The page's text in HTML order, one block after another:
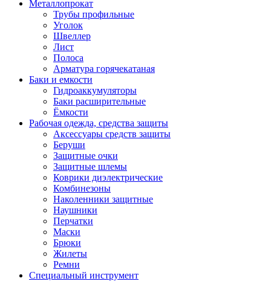
Металлопрокат
Трубы профильные
Уголок
Швеллер
Лист
Полоса
Арматура горячекатаная
Баки и емкости
Гидроаккумуляторы
Баки расширительные
Ёмкости
Рабочая одежда, средства защиты
Аксессуары средств защиты
Беруши
Защитные очки
Защитные шлемы
Коврики диэлектрические
Комбинезоны
Наколенники защитные
Наушники
Перчатки
Маски
Брюки
Жилеты
Ремни
Специальный инструмент